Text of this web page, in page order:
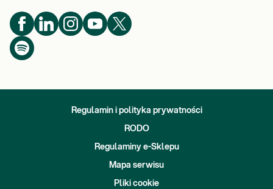
Regulamin i polityka prywatności
RODO
Regulaminy e-Sklepu
Mapa serwisu
Pliki cookie